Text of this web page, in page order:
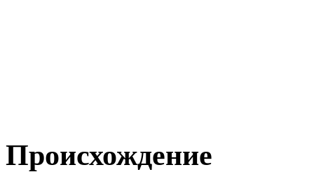
Происхождение